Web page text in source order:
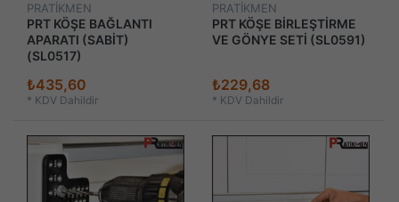
PRATİKMEN
PRT KÖŞE BAĞLANTI
APARATI (SABİT)
(SL0517)
₺435,60
* KDV Dahildir
PRATİKMEN
PRT KÖŞE BİRLEŞTİRME
VE GÖNYE SETİ (SL0591)
₺229,68
* KDV Dahildir